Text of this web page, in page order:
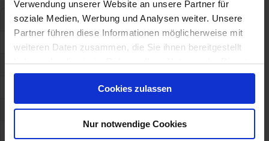
Verwendung unserer Website an unsere Partner für
soziale Medien, Werbung und Analysen weiter. Unsere
Partner führen diese Informationen möglicherweise mit
weiteren Daten zusammen, die Sie ihnen bereitgestellt
haben oder die sie im Rahmen Ihrer Nutzung der Dienste
gesammelt haben.
Cookies zulassen
Nur notwendige Cookies
Schiffskategorie
4
Schiffstyp
Baujahr
2025
Anz. Kabinen